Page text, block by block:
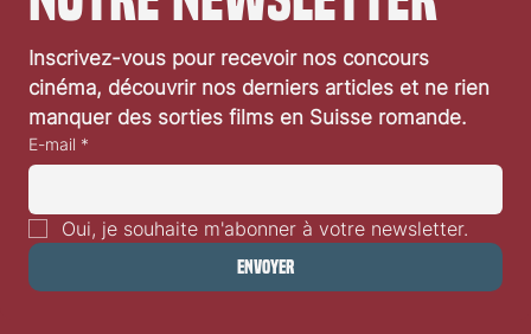
Inscrivez-vous pour recevoir nos concours
cinéma, découvrir nos derniers articles et ne rien
manquer des sorties films en Suisse romande.
E-mail *
Oui, je souhaite m'abonner à votre newsletter.
Envoyer